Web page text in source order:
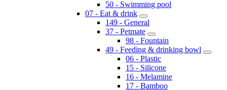
50 - Swimming pool
07 - Eat & drink
149 - General
37 - Petmate
98 - Fountain
49 - Feeding & drinking bowl
06 - Plastic
15 - Silicone
16 - Melamine
17 - Bamboo